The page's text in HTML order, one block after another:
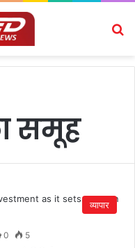
समूह
व्यापार
0 5